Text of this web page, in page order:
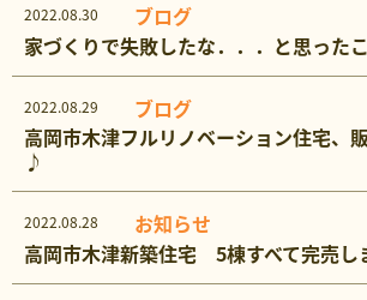
2022.08.30
ブログ
家づくりで失敗したな．．．と思ったこ
2022.08.29
ブログ
高岡市木津フルリノベーション住宅、
♪
2022.08.28
お知らせ
高岡市木津新築住宅 5棟すべて完売し